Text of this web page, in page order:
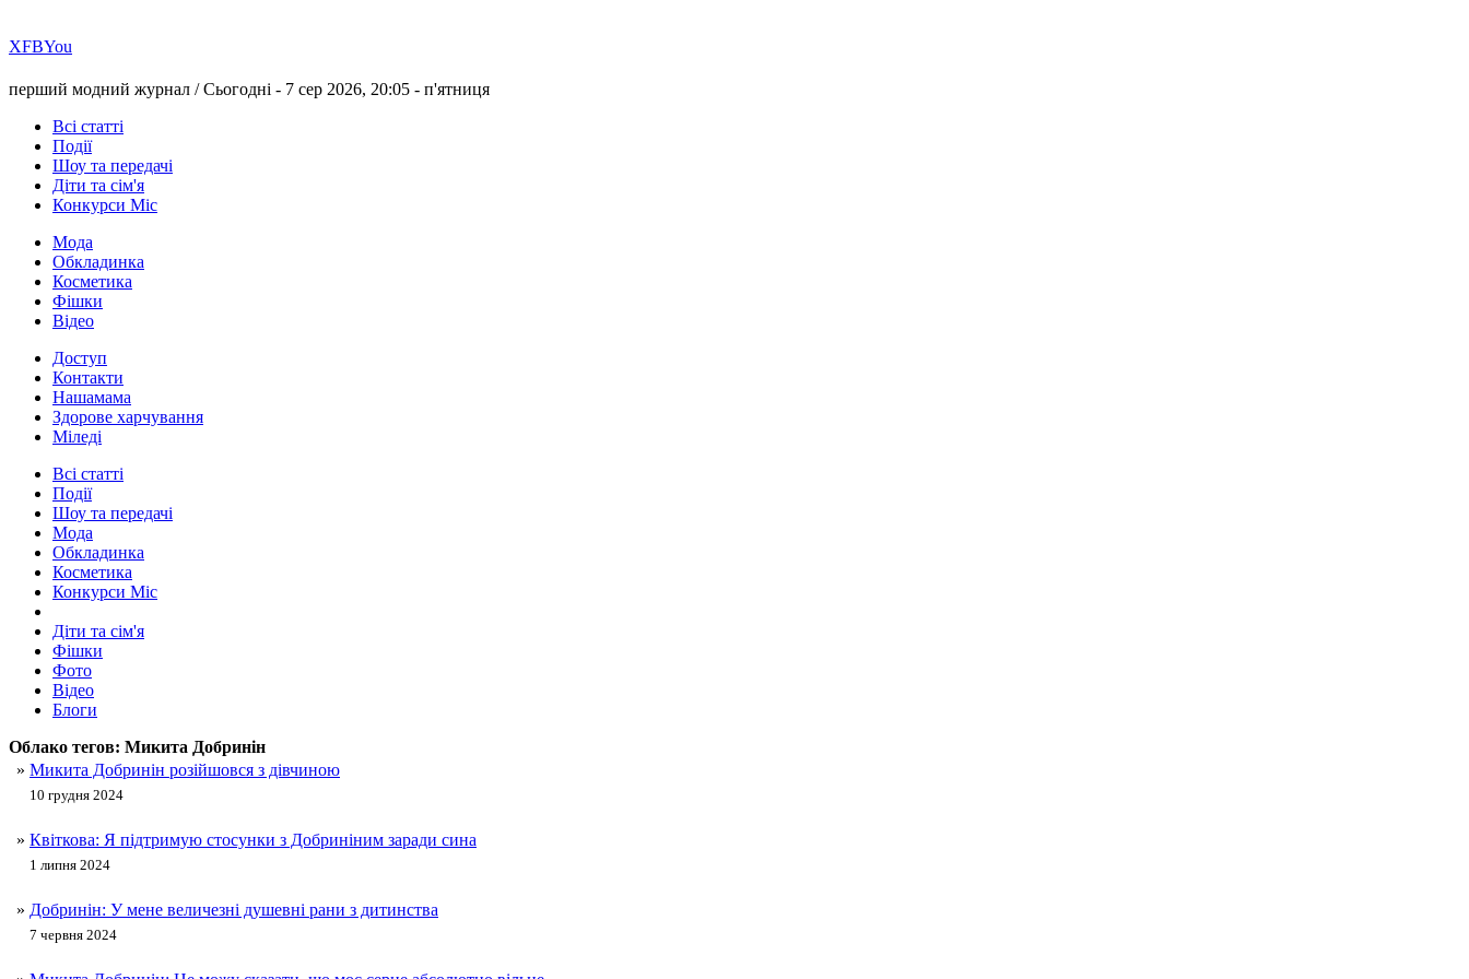
ХFBYou
перший модний журнал /Сьогодні - 7 сер 2026, 20:05 - п'ятниця
Всі статті
Події
Шоу та передачі
Діти та сім'я
Конкурси Міс
Мода
Обкладинка
Косметика
Фішки
Відео
Доступ
Контакти
Нашамама
Здорове харчування
Міледі
Всі статті
Події
Шоу та передачі
Мода
Обкладинка
Косметика
Конкурси Міс
Діти та сім'я
Фішки
Фото
Відео
Блоги
Облако тегов: Микита Добринін
» Микита Добринін розійшовся з дівчиною
10 грудня 2024
» Квіткова: Я підтримую стосунки з Добриніним заради сина
1 липня 2024
» Добринін: У мене величезні душевні рани з дитинства
7 червня 2024